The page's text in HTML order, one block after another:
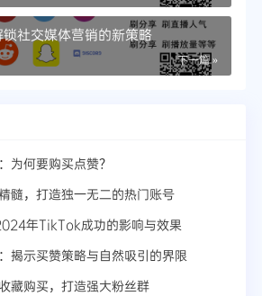
社交媒体营销的新策略
下一篇 »
为何要购买点赞？
髓，打造独一无二的热门账号
年TikTok成功的影响与效果
揭示买赞策略与自然吸引的界限
藏购买，打造强大粉丝群